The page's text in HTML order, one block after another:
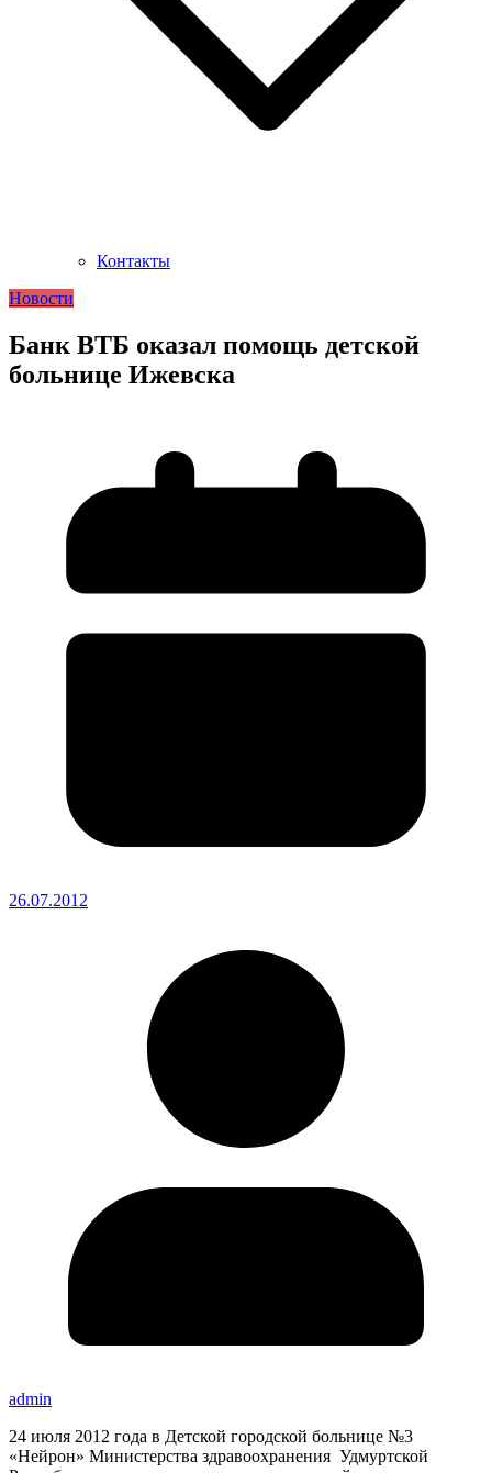
Контакты
Новости
Банк ВТБ оказал помощь детской
больнице Ижевска
26.07.2012
admin
24 июля 2012 года в Детской городской больнице №3
«Нейрон» Министерства здравоохранения Удмуртской